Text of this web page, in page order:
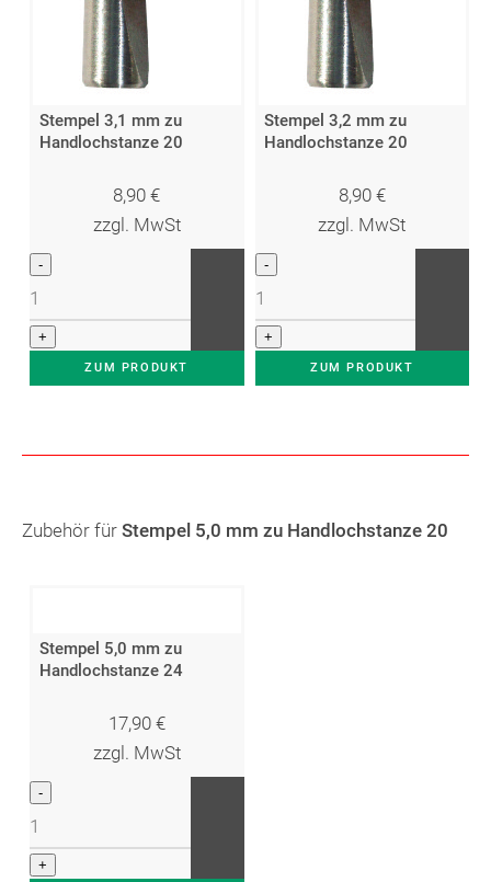
Stempel 3,1 mm zu
Handlochstanze 20
8,90€
zzgl. MwSt
ZUM PRODUKT
Stempel 3,2 mm zu
Handlochstanze 20
8,90 €
zzgl. MwSt
ZUM PRODUKT
Zubehör für Stempel 5,0 mm zu Handlochstanze 20
Stempel 5,0 mm zu
Handlochstanze 24
17,90 €
zzgl. MwSt